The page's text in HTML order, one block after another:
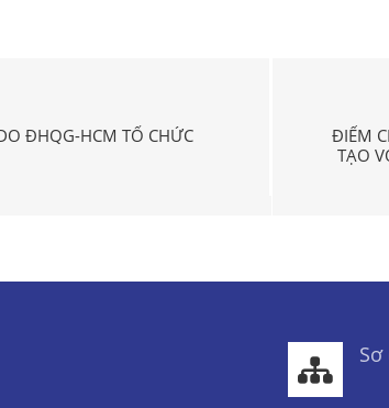
ĐHQG-HCM TỔ CHỨC
ĐIỂM
TẠO